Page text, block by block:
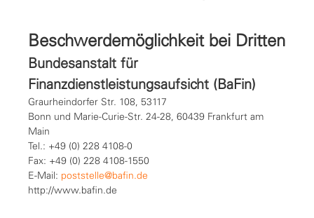
Beschwerdemöglichkeit bei Dritten
Bundesanstalt für
Finanzdienstleistungsaufsicht (BaFin)
Graurheindorfer Str. 108, 53117
Bonn und Marie-Curie-Str. 24-28, 60439 Frankfurt am
Main
Tel.: +49 (0) 228 4108-0
Fax: +49 (0) 228 4108-1550
E-Mail: poststelle@bafin.de
http://www.bafin.de